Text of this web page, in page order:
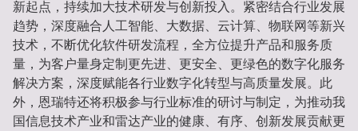
新起点，持续加大技术研发与创新投入。紧密结合行业发展
趋势，深度融合人工智能、大数据、云计算、物联网等新兴
技术，不断优化软件研发流程，全方位提升产品和服务质
量，为客户量身定制更先进、更安全、更绿色的数字化服务
解决方案，深度赋能各行业数字化转型与高质量发展。此
外，恩瑞特还将积极参与行业标准的研讨与制定，为推动我
国信息技术产业和雷达产业的健康、有序、创新发展贡献更